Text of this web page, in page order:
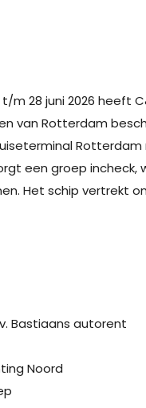
m 28 juni 2026 heeft
van Rotterdam
Rotterdam
een groep incheck,
Het schip vertrekt
Bastiaans autorent
Noord